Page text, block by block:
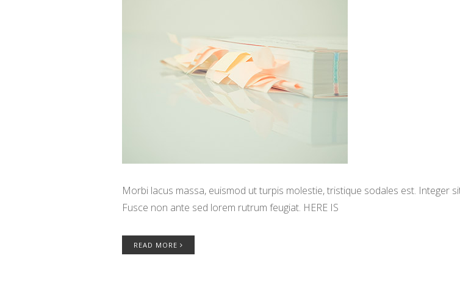
Morbi lacus massa, euismod ut turpis molestie, tristique sodales est. Integer
Fusce non ante sed lorem rutrum feugiat. HERE IS
READ MORE